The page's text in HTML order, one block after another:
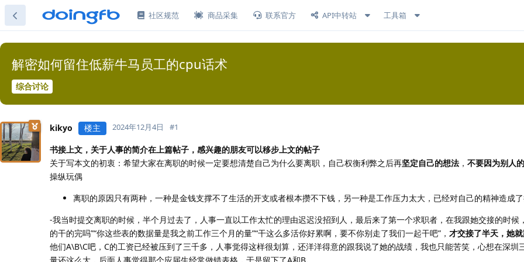
社区规范 商品采集 联系官方 API中转站 工具箱
综合讨论
解密如何留住低薪牛马员工的cpu话术
kikyo 楼主 2024年12月4日 #1
书接上文，关于人事的简介在上篇帖子，感兴趣的朋友可以移步上文的帖子
关于写本文的初衷：希望大家在离职的时候一定要想清楚自己为什么要离职，自己权衡利弊之后再坚定自己的想法 ， 不要因为别人
操纵玩偶
离职的原因只有两种，一种是金钱支撑不了生活的开支或者根本攒不下钱，另一种是工作压力太大，已经对自己的精神造成
-我当时提交离职的时候，半个月过去了，人事一直以工作太忙的理由迟迟没招到人，最后来了第一个求职者，在我跟她交接的时候
的干的完吗”“你这些表的数据量是我之前工作三个月的量”“干这么多活你好累啊，要不你别走了我们一起干吧”， 才交接了半天，她
他们A\B\C吧，C的工资已经被压到了三千多，人事觉得这样很划算，还洋洋得意的跟我说了她的战绩，我也只能苦笑，心想在深圳